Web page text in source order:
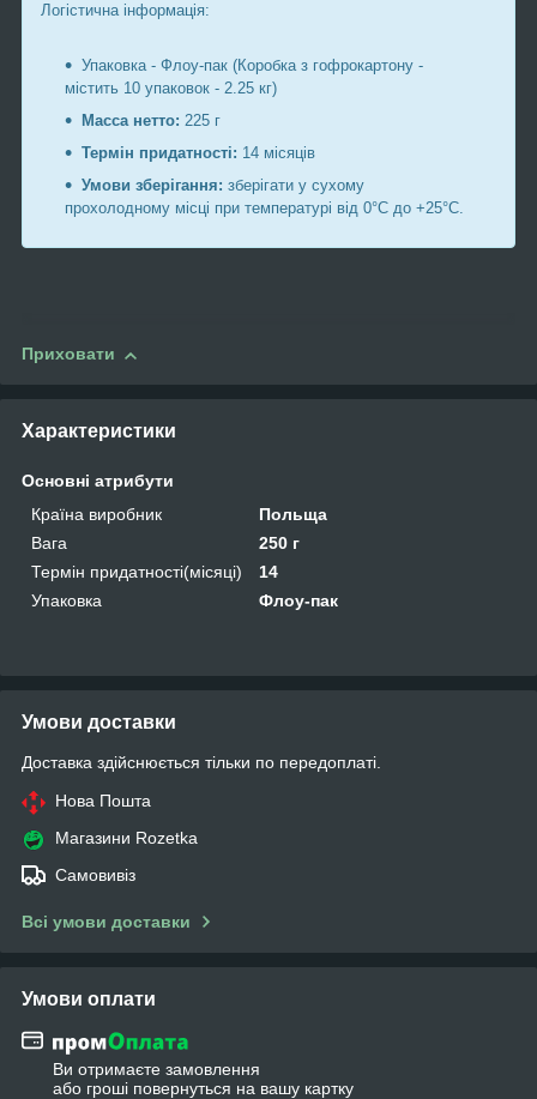
Логістична інформація:
Упаковка - Флоу-пак (Коробка з гофрокартону -
містить 10 упаковок - 2.25 кг)
Масса нетто: 225 г
Термін придатності: 14 місяців
Умови зберігання: зберігати у сухому
прохолодному місці при температурі від 0°C до +25°C.
Приховати
Характеристики
Основні атрибути
Країна виробник
Польща
Вага
250 г
Термін придатності(місяці)
14
Упаковка
Флоу-пак
Умови доставки
Доставка здійснюється тільки по передоплаті.
Нова Пошта
Магазини Rozetka
Самовивіз
Всі умови доставки
Умови оплати
Ви отримаєте замовлення
або гроші повернуться на вашу картку